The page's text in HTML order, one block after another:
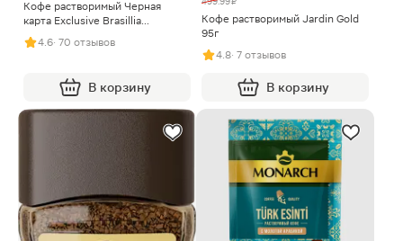
Кофе растворимый Черная
карта Exclusive Brasillia
Натуральный 95г
4.6· 70 отзывов
В корзину
Кофе растворимый Jardin Gold
95г
4.8· 7 отзывов
В корзину